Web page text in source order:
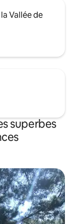
Vallée de
superbes